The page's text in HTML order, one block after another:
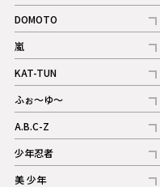
記事
DOMOTO
記事
嵐
記事
KAT-TUN
記事
ふぉ～ゆ～
記事
A.B.C-Z
記事
ギャラリー
少年忍者
記事
美 少年